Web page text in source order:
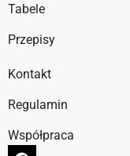
Tabele
Przepisy
Kontakt
Regulamin
Współpraca